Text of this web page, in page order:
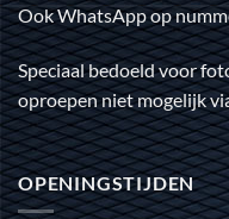
Ook WhatsApp op
Speciaal bedoeld voor
oproepen niet mogelijk
OPENINGSTIJDEN